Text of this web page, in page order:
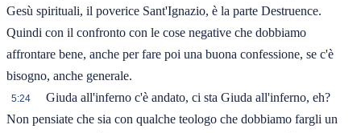
Gesù spirituali, il poverice Sant'Ignazio, è la parte Destruence.
Quindi con il confronto con le cose negative che dobbiamo
affrontare bene, anche per fare poi una buona confessione, se c'è
bisogno, anche generale.
5:24
Giuda all'inferno c'è andato, ci sta Giuda all'inferno, eh?
Non pensiate che sia con qualche teologo che dobbiamo fargli un